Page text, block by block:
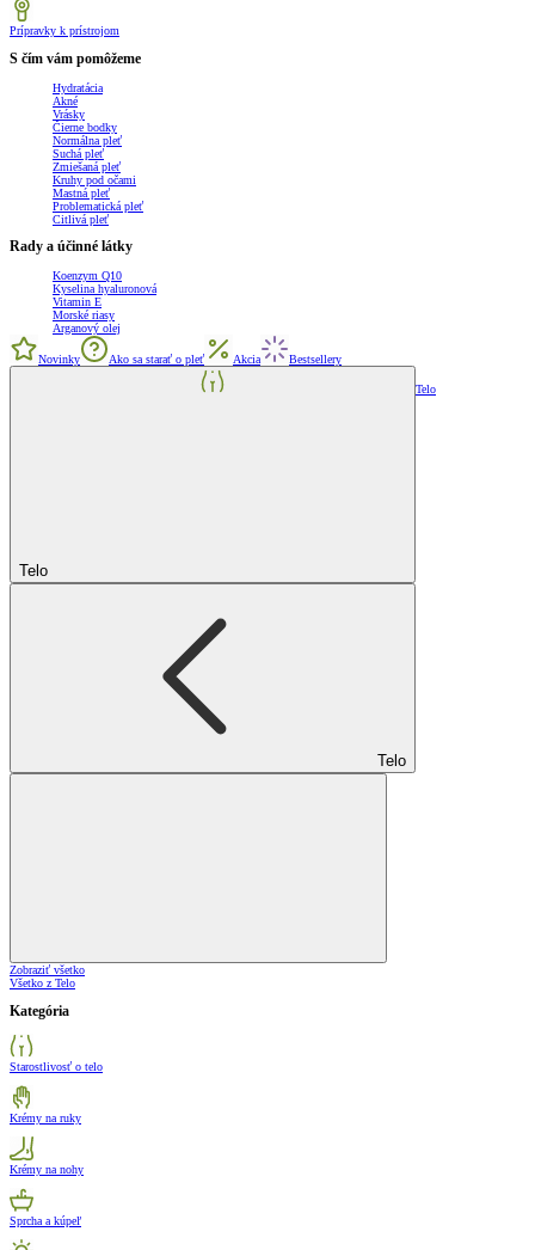
Prípravky k prístrojom
S čím vám pomôžeme
Hydratácia
Akné
Vrásky
Čierne bodky
Normálna pleť
Suchá pleť
Zmiešaná pleť
Kruhy pod očami
Mastná pleť
Problematická pleť
Citlivá pleť
Rady a účinné látky
Koenzym Q10
Kyselina hyaluronová
Vitamin E
Morské riasy
Arganový olej
Novinky Ako sa starať o pleť Akcia Bestsellery
Telo
Telo
Telo
Zobraziť všetko
Všetko z Telo
Kategória
Starostlivosť o telo
Krémy na ruky
Krémy na nohy
Sprcha a kúpeľ